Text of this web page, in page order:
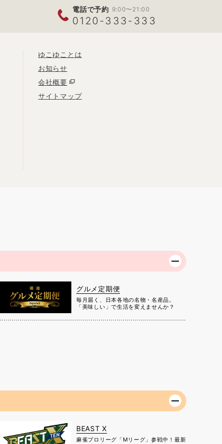
電話で予約 9:00〜21:00
0120-333-333
ゆこゆことは
お知らせ
会社概要
サイトマップ
グルメ定期便
毎月届く、日本各地の名物・名産品。
「美味しい」で生活を変えませんか？
BEAST X
麻雀プロリーグ「Mリーグ」参戦中！最新